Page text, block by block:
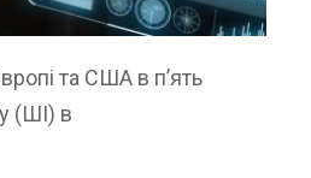
та США в п’ять
(ШІ) в